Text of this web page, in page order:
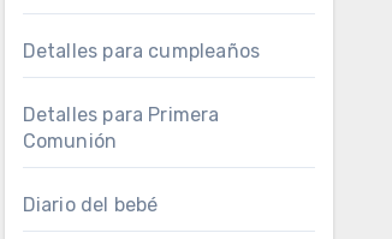
Detalles para cumpleaños
Detalles para Primera
Comunión
Diario del bebé